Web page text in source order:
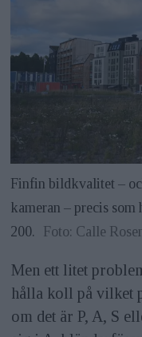
Finfin bildkvalitet –
kameran – precis
200. Foto: Calle
Men ett litet
hålla koll på vilket
om det är P, A, S